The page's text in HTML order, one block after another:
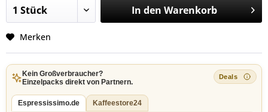
In den Warenkorb
Merken
Kein Großverbraucher?
Einzelpacks direkt von Partnern.
Espressissimo.de Kaffeestore24